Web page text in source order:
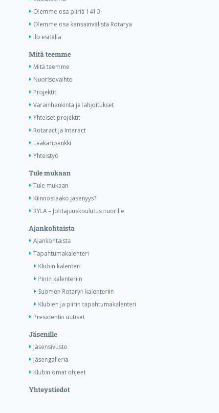
Olemme osa piiriä 1410
Olemme osa kansainvälistä Rotarya
Ilo esitellä
Mitä teemme
Mitä teemme
Nuorisovaihto
Projektit
Varainhankinta ja lahjoitukset
Yhteiset projektit
Rotaract ja Interact
Lääkäripankki
Yhteistyö
Tule mukaan
Tule mukaan
Kiinnostaako jäsenyys?
RYLA – Johtajuuskoulutus nuorille
Ajankohtaista
Ajankohtaista
Tapahtumakalenteri
Klubin kalenteri
Piirin kalenteriin
Suomen Rotaryn kalenteriin
Klubien ja piirin tapahtumakalenteri
Presidentin uutiset
Jäsenille
Jäsensivusto
Jäsengalleria
Klubin omat ohjeet
Yhteystiedot